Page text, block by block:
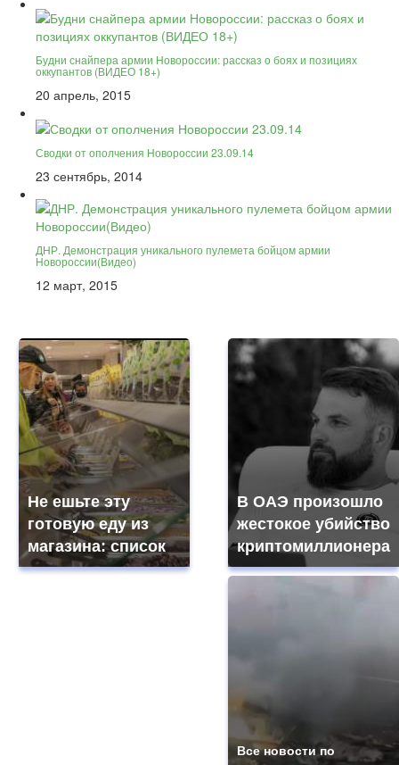
Будни снайпера армии Новороссии: рассказ о боях и позициях
оккупантов (ВИДЕО 18+)
20 апрель, 2015
Сводки от ополчения Новороссии 23.09.14
23 сентябрь, 2014
ДНР. Демонстрация уникального пулемета бойцом армии
Новороссии(Видео)
12 март, 2015
Не ешьте эту
готовую еду из
магазина: список
В ОАЭ произошло
жестокое убийство
криптомиллионера
Все новости по